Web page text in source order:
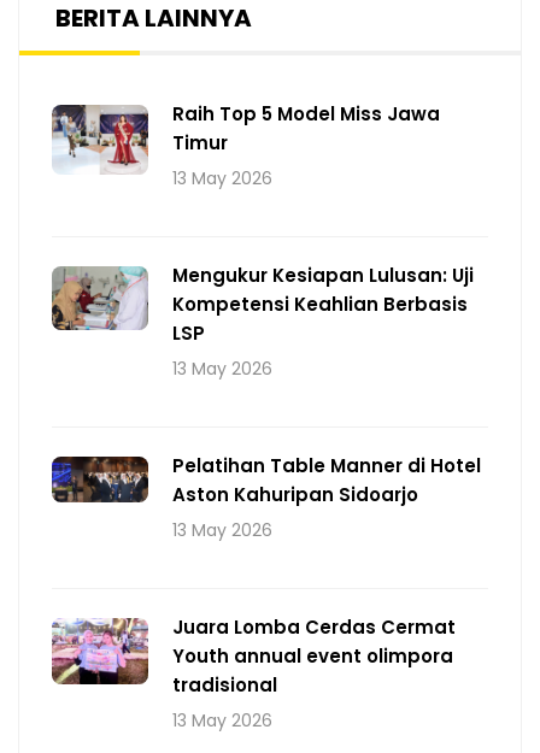
BERITA LAINNYA
Raih Top 5 Model Miss Jawa
Timur
13 May 2026
Mengukur Kesiapan Lulusan: Uji
Kompetensi Keahlian Berbasis
LSP
13 May 2026
Pelatihan Table Manner di Hotel
Aston Kahuripan Sidoarjo
13 May 2026
Juara Lomba Cerdas Cermat
Youth annual event olimpora
tradisional
13 May 2026